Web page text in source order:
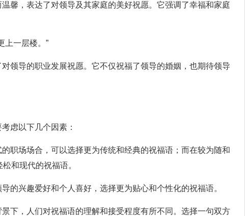
馨，表达了对领导及其家庭的美好祝愿。它强调了幸福和家庭
上一层楼。”
领导的职业发展祝愿。它不仅祝福了领导的婚姻，也期待领导
虑以下几个因素：
职场场合，可以选择更为传统和经典的祝福语；而在较为随和
和现代的祝福语。
的兴趣爱好和个人喜好，选择更为贴心和个性化的祝福语。
下，人们对祝福语的理解和接受程度有所不同。选择一句双方